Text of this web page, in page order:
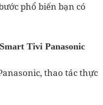
phổ biến bạn có
Tivi Panasonic
thao tác thực